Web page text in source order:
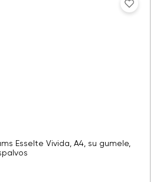
Esselte Vivida, A4, su gumele,